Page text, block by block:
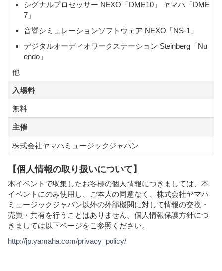
シグナルプロセッサー NEXO「DME10」 ヤマハ「DME
7」
音響シミュレーションソフトウェア NEXO「NS-1」
デジタルオーディオワークステーション Steinberg「Nu
endo」
他
入場料
無料
主催
株式会社ヤマハミュージックジャパン
【個人情報の取り扱いについて】
本イベントで収集したお客様の個人情報につきましては、本
イベントにのみ使用し、ご本人の同意なく、株式会社ヤマハ
ミュージックジャパン以外の外部機関に対して情報の交換・
売買・共有を行うことはありません。個人情報保護方針につ
きましては以下ページをご参照ください。
http://jp.yamaha.com/privacy_policy/